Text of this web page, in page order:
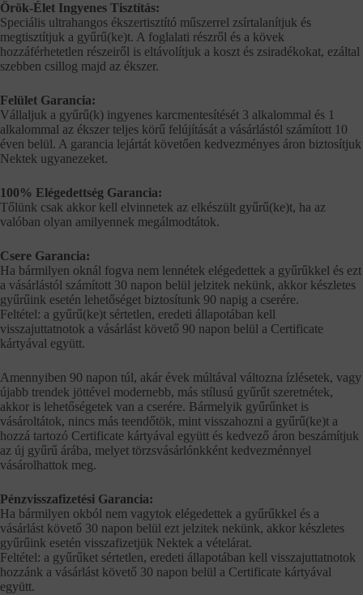
Örök-Élet Ingyenes Tisztítás:
Speciális ultrahangos ékszertisztító műszerrel zsírtalanítjuk és
megtisztítjuk a gyűrű(ke)t. A foglalati részről és a kövek
hozzáférhetetlen részeiről is eltávolítjuk a koszt és zsiradékokat, ezáltal
szebben csillog majd az ékszer.
Felület Garancia:
Vállaljuk a gyűrű(k) ingyenes karcmentesítését 3 alkalommal és 1
alkalommal az ékszer teljes körű felújítását a vásárlástól számított 10
éven belül. A garancia lejártát követően kedvezményes áron biztosítjuk
Nektek ugyanezeket.
100% Elégedettség Garancia:
Tőlünk csak akkor kell elvinnetek az elkészült gyűrű(ke)t, ha az
valóban olyan amilyennek megálmodtátok.
Csere Garancia:
Ha bármilyen oknál fogva nem lennétek elégedettek a gyűrűkkel és ezt
a vásárlástól számított 30 napon belül jelzitek nekünk, akkor készletes
gyűrűink esetén lehetőséget biztosítunk 90 napig a cserére.
Feltétel: a gyűrű(ke)t sértetlen, eredeti állapotában kell
visszajuttatnotok a vásárlást követő 90 napon belül a Certificate
kártyával együtt.
Amennyiben 90 napon túl, akár évek múltával változna ízlésetek, vagy
újabb trendek jöttével modernebb, más stílusú gyűrűt szeretnétek,
akkor is lehetőségetek van a cserére. Bármelyik gyűrűnket is
vásároltátok, nincs más teendőtök, mint visszahozni a gyűrű(ke)t a
hozzá tartozó Certificate kártyával együtt és kedvező áron beszámítjuk
az új gyűrű árába, melyet törzsvásárlónkként kedvezménnyel
vásárolhattok meg.
Pénzvisszafizetési Garancia:
Ha bármilyen okból nem vagytok elégedettek a gyűrűkkel és a
vásárlást követő 30 napon belül ezt jelzitek nekünk, akkor készletes
gyűrűink esetén visszafizetjük Nektek a vételárat.
Feltétel: a gyűrűket sértetlen, eredeti állapotában kell visszajuttatnotok
hozzánk a vásárlást követő 30 napon belül a Certificate kártyával
együtt.